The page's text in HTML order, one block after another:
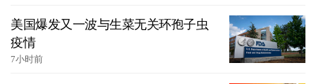
美国爆发又一波与生菜无关环孢子虫
疫情
7小时前